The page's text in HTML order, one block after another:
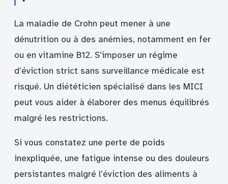
La maladie de Crohn peut mener à une
dénutrition ou à des anémies, notamment en fer
ou en vitamine B12. S’imposer un régime
d’éviction strict sans surveillance médicale est
risqué. Un diététicien spécialisé dans les MICI
peut vous aider à élaborer des menus équilibrés
malgré les restrictions.
Si vous constatez une perte de poids
inexpliquée, une fatigue intense ou des douleurs
persistantes malgré l’éviction des aliments à